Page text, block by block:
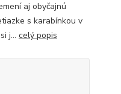
aj obyčajnú
s karabínkou v
j... celý popis